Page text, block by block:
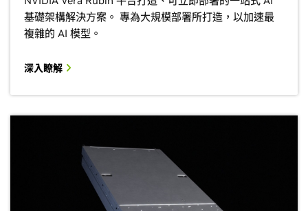
基礎架構解決方案。 專為大規模部署所打造，以加速最
複雜的 AI 模型。
深入瞭解